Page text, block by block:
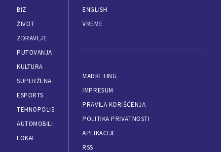
BIZ
ŽIVOT
ZDRAVLJE
PUTOVANJA
KULTURA
SUPERŽENA
ESPORTS
TEHNOPOLIS
AUTOMOBILI
LOKAL
ENGLISH
VREME
MARKETING
IMPRESUM
PRAVILA KORIŠĆENJA
POLITIKA PRIVATNOSTI
APLIKACIJE
RSS